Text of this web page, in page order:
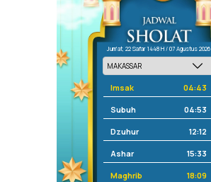
Jum'at, 22 Safar 1448 H / 07 Agustus 2026
Imsak 04:43
Subuh 04:53
Dzuhur 12:12
Ashar 15:33
Maghrib 18:09